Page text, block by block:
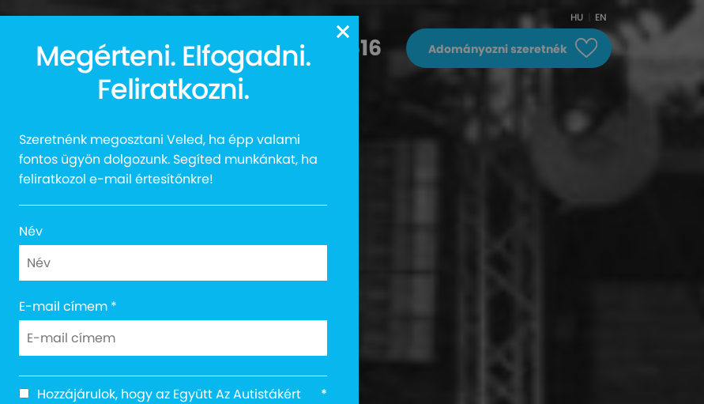
Auttalent 2025 Média Social Kapcsolat Shop
HU EN
13616 Adományozni szeretnék
Megérteni. Elfogadni.
Feliratkozni.
Szeretnénk megosztani Veled, ha épp valami
fontos ügyön dolgozunk. Segíted munkánkat, ha
feliratkozol e-mail értesítőnkre!
Név
E-mail címem *
Hozzájárulok, hogy az Együtt Az Autistákért
*